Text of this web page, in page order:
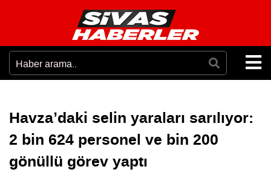
Havza’daki selin yaraları sarılıyor:
2 bin 624 personel ve bin 200
gönüllü görev yaptı